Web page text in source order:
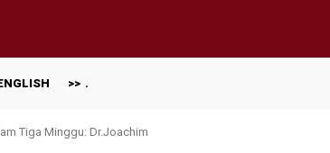
>>
Tiga Minggu: Dr.Joachim